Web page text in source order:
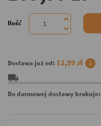
Ilość
Dostawa już od: 13,99 zł info
local_shipping
Do darmowej dostawy brakuje: